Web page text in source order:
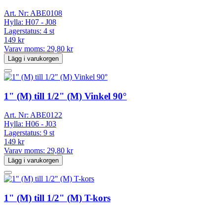
Art. Nr: ABE0108
Hylla: H07 - J08
Lagerstatus: 4 st
149 kr
Varav moms: 29,80 kr
Lägg i varukorgen
1" (M) till 1/2" (M) Vinkel 90°
Art. Nr: ABE0122
Hylla: H06 - J03
Lagerstatus: 9 st
149 kr
Varav moms: 29,80 kr
Lägg i varukorgen
1" (M) till 1/2" (M) T-kors